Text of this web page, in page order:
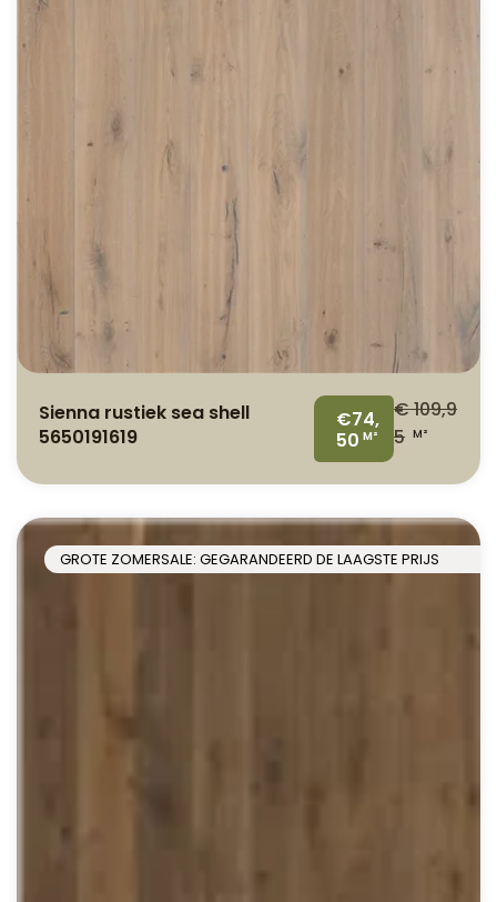
Sienna rustiek sea shell
5650191619
€74,
50 M²
€109,9
5 M²
GROTE ZOMERSALE: GEGARANDEERD DE LAAGSTE PRIJS